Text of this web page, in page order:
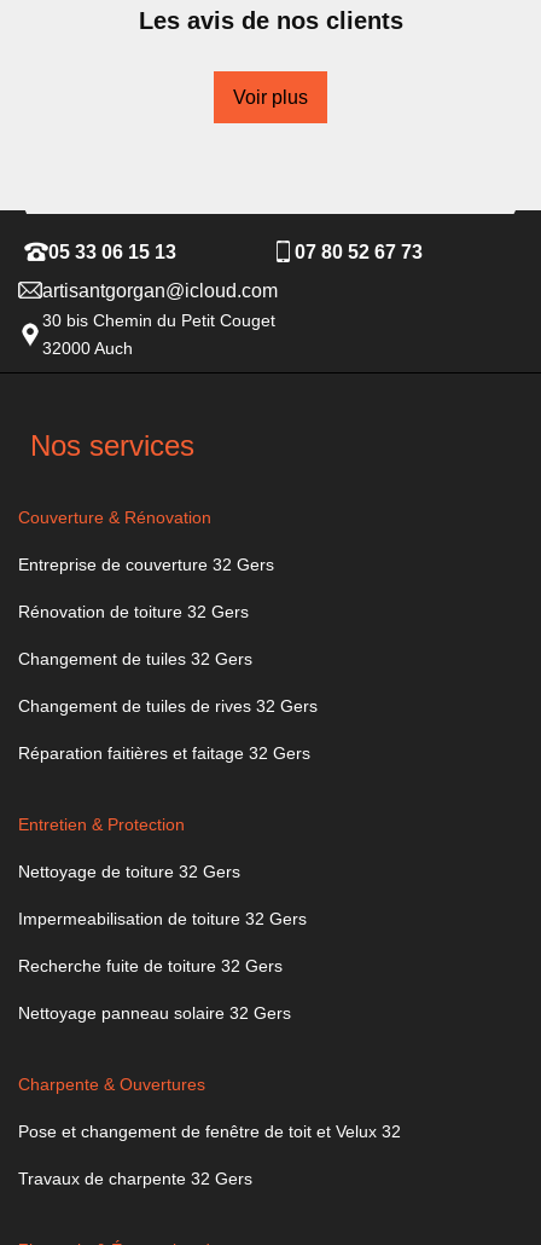
Les avis de nos clients
Voir plus
05 33 06 15 13
07 80 52 67 73
artisantgorgan@icloud.com
30 bis Chemin du Petit Couget
32000 Auch
Nos services
Couverture & Rénovation
Entreprise de couverture 32 Gers
Rénovation de toiture 32 Gers
Changement de tuiles 32 Gers
Changement de tuiles de rives 32 Gers
Réparation faitières et faitage 32 Gers
Entretien & Protection
Nettoyage de toiture 32 Gers
Impermeabilisation de toiture 32 Gers
Recherche fuite de toiture 32 Gers
Nettoyage panneau solaire 32 Gers
Charpente & Ouvertures
Pose et changement de fenêtre de toit et Velux 32
Travaux de charpente 32 Gers